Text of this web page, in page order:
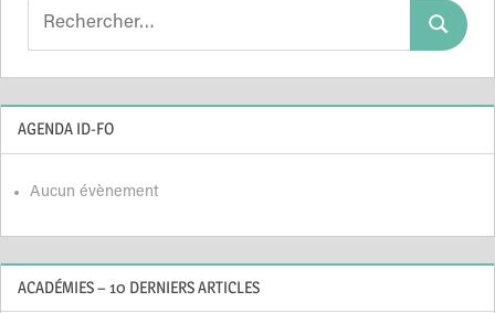
Search
Search
AGENDA ID-FO
Aucun évènement
ACADÉMIES – 10 DERNIERS ARTICLES